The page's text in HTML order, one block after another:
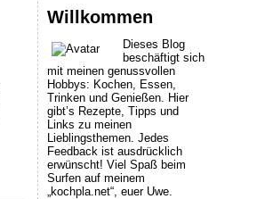
Willkommen
Dieses Blog
beschäftigt sich
mit meinen genussvollen
Hobbys: Kochen, Essen,
Trinken und Genießen. Hier
gibt’s Rezepte, Tipps und
Links zu meinen
Lieblingsthemen. Jedes
Feedback ist ausdrücklich
erwünscht! Viel Spaß beim
Surfen auf meinem
„kochpla.net“, euer Uwe.